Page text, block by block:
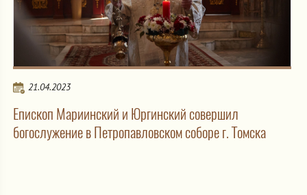
21.04.2023
Епископ Мариинский и Юргинский совершил
богослужение в Петропавловском соборе г. Томска